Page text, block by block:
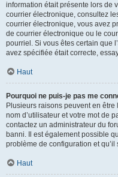
information était présente lors de
courrier électronique, consultez
courrier électronique, vous avez
de courrier électronique ou le
pourriel. Si vous êtes certain que
avez spécifiée était correcte,
Haut
Pourquoi ne puis-je pas me
Plusieurs raisons peuvent en
nom d’utilisateur et votre mot de
contactez un administrateur du
banni. Il est également possible
problème de configuration et
Haut